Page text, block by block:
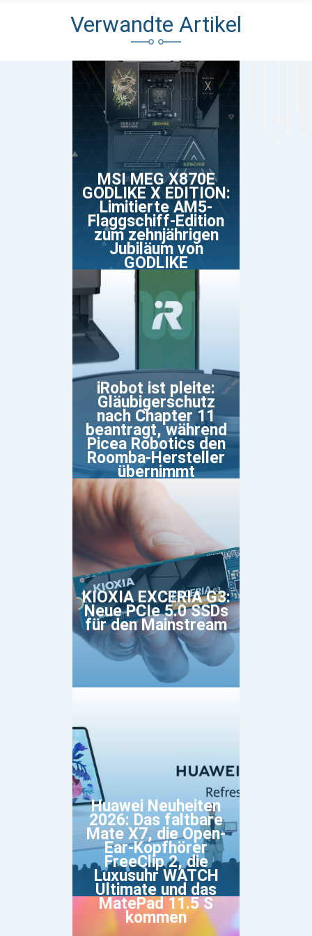
Verwandte Artikel
MSI MEG X870E
GODLIKE X EDITION:
Limitierte AM5-
Flaggschiff-Edition
zum zehnjährigen
Jubiläum von
GODLIKE
iRobot ist pleite:
Gläubigerschutz
nach Chapter 11
beantragt, während
Picea Robotics den
Roomba-Hersteller
übernimmt
KIOXIA EXCERIA G3:
Neue PCIe 5.0 SSDs
für den Mainstream
Huawei Neuheiten
2026: Das faltbare
Mate X7, die Open-
Ear-Kopfhörer
FreeClip 2, die
Luxusuhr WATCH
Ultimate und das
MatePad 11.5 S
kommen